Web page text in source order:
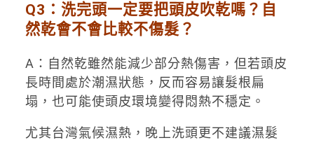
Q3：洗完頭一定要把頭皮吹乾嗎？自
然乾會不會比較不傷髮？
A：自然乾雖然能減少部分熱傷害，但若頭皮
長時間處於潮濕狀態，反而容易讓髮根扁
塌，也可能使頭皮環境變得悶熱不穩定。
尤其台灣氣候濕熱，晚上洗頭更不建議濕髮